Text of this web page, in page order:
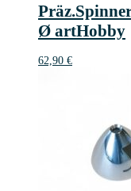
Ø artHobby
62,90 €